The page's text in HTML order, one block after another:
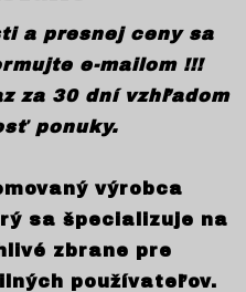
a presnej ceny sa
e-mailom !!!
za 30 dní vzhľadom
ponuky.
výrobca
sa špecializuje na
zbrane pre
používateľov.